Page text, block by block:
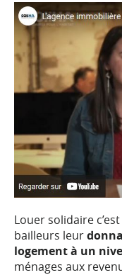
Louer solidaire
bailleurs leur
logement à un
ménages aux